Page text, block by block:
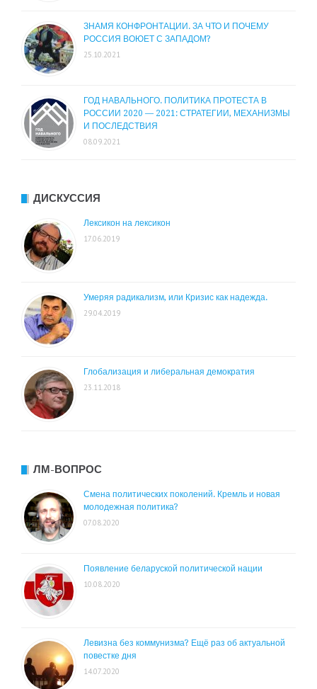
ЗНАМЯ КОНФРОНТАЦИИ. ЗА ЧТО И ПОЧЕМУ
РОССИЯ ВОЮЕТ С ЗАПАДОМ?
25.10.2021
ГОД НАВАЛЬНОГО. ПОЛИТИКА ПРОТЕСТА В
РОССИИ 2020 — 2021: СТРАТЕГИИ, МЕХАНИЗМЫ
И ПОСЛЕДСТВИЯ
08.09.2021
ДИСКУССИЯ
Лексикон на лексикон
17.06.2019
Умеряя радикализм, или Кризис как надежда.
29.04.2019
Глобализация и либеральная демократия
23.11.2018
ЛМ-ВОПРОС
Смена политических поколений. Кремль и новая
молодежная политика?
07.08.2020
Появление беларуской политической нации
10.08.2020
Левизна без коммунизма? Ещё раз об актуальной
повестке дня
14.07.2020